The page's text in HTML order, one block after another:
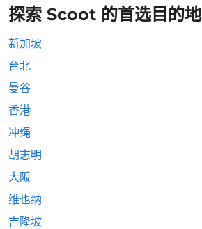
探索 Scoot 的首选目的地
新加坡
台北
曼谷
香港
冲绳
胡志明
大阪
维也纳
吉隆坡